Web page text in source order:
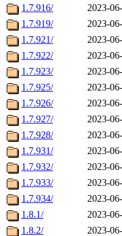
1.7.916/
2023-
1.7.919/
2023-
1.7.921/
2023-
1.7.922/
2023-
1.7.923/
2023-
1.7.925/
2023-
1.7.926/
2023-
1.7.927/
2023-
1.7.928/
2023-
1.7.931/
2023-
1.7.932/
2023-
1.7.933/
2023-
1.7.934/
2023-
1.8.1/
2023-
1.8.2/
2023-